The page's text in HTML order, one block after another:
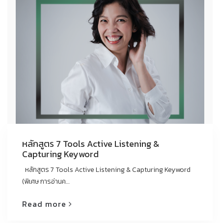
หลักสูตร 7 Tools Active Listening &
Capturing Keyword
หลักสูตร 7 Tools Active Listening & Capturing Keyword
(พิเศษ การอ่านค…
Read more